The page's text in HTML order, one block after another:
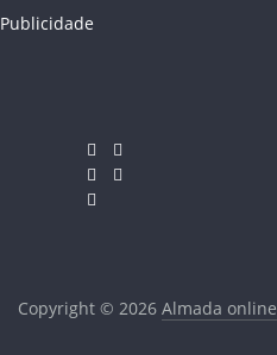
Publicidade
Copyright © 2026 Almada online